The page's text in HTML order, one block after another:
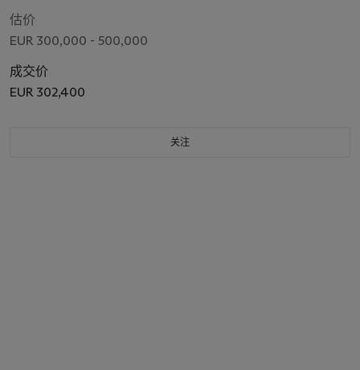
估价
EUR 300,000 - 500,000
成交价
EUR 302,400
关注